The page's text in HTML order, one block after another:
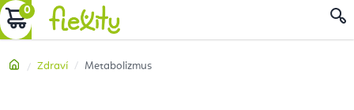
Přejít
na
NÁKUPNÍ
DomůZdraví Metabolizmus